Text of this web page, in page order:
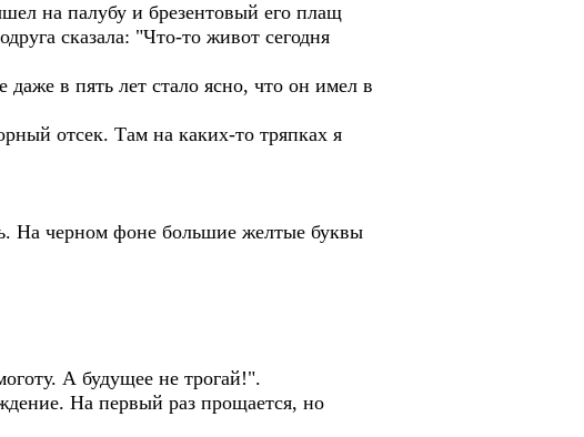
на палубу и брезентовый его плащ
сказала: "Что-то живот сегодня
в пять лет стало ясно, что он имел в
отсек. Там на каких-то тряпках я
На черном фоне большие желтые буквы
А будущее не трогай!".
На первый раз прощается, но